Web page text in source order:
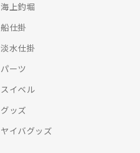
海上釣堀
船仕掛
淡水仕掛
パーツ
スイベル
グッズ
ヤイバグッズ